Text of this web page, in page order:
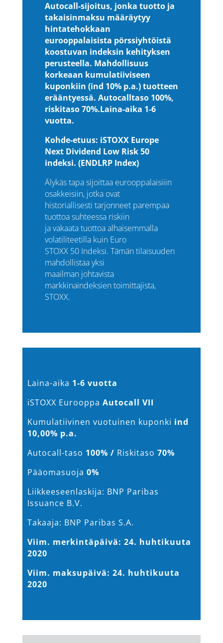
Autocall-sijoitus, jonka tuotto ja
takaisinmaksu määräytyy
hintatehokkaan
eurooppalaisista pörssiyhtöistä
koostuvan indeksin kehityksen
perusteella. Mahdollisuus
korkeaan kumulatiiviseen
kuponkiin (ind 10% p.a.) tuotteen
erääntyessä. Autocalltaso 100%,
riskitaso 70%.Laina-aika 1-6
vuotta.
Kohde-etuus: iSTOXX Europe
Next Dividend Low Risk 50
indeksi. (ENDLRP Index)
Älykäs tapa sijoittaa eurooppalaisiiin
osakkeisiin, jotka ovat
historiallisesti tarjonneet parempaa
tuottoa suhteessa riskiin
ja vakaata tuottoa alhaisemmalla
volatiliteetilla kuin Euro
STOXX 50 Indeksi. Tämän tilaisuuden
mahdollistaa yksi
maailman johtavista
markkinaindeksien toimittajista,
STOXX.
Laina-aika 1-6 vuotta
iSTOXX Eurooppa Autocall VII
Kumulatiivinen vuotuinen kuponki ind
10,00% p.a.
Autocall-taso 100% / Riskitaso 70%
Pääomasuoja 0%
Liikkeeseenlaskija: BNP Paribas
Issuance B.V.
Takaaja: BNP Paribas S.A.
Viim. merkintäpäivä: 24. huhtikuuta
2020
Viim. maksupäivä: 24. huhtikuuta
2020